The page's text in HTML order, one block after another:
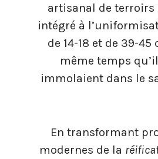
artisanal de
intégré à
de 14-18 et de 39-
même temps
immolaient dans le
En transformant
modernes de la